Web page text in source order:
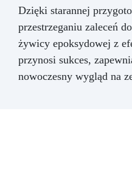
Dzięki starannej
przestrzeganiu zaleceń
żywicy epoksydowej z
przynosi sukces,
nowoczesny wygląd na